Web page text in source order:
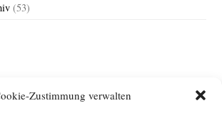
Zustimmung verwalten
(53)